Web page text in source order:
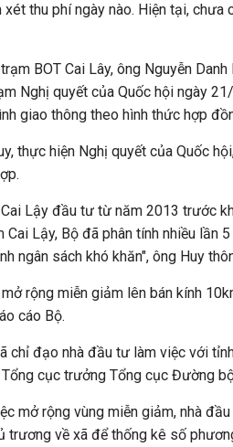
thu phí ngày nào. Hiện tại, chưa
BOT Cai Lây, ông Nguyễn
Nghị quyết của Quốc hội ngày
giao thông theo hình thức hợp
thực hiện Nghị quyết của Quốc
Lậy đầu tư từ năm 2013 trước
Cai Lậy, Bộ đã phân tính nhiều lần
ngân sách khó khăn", ông Huy
rộng miễn giảm lên bán kính
cáo Bộ.
chỉ đạo nhà đầu tư làm việc với
cục trưởng Tổng cục Đường
mở rộng vùng miễn giảm, nhà
trương về xã để thống kê số